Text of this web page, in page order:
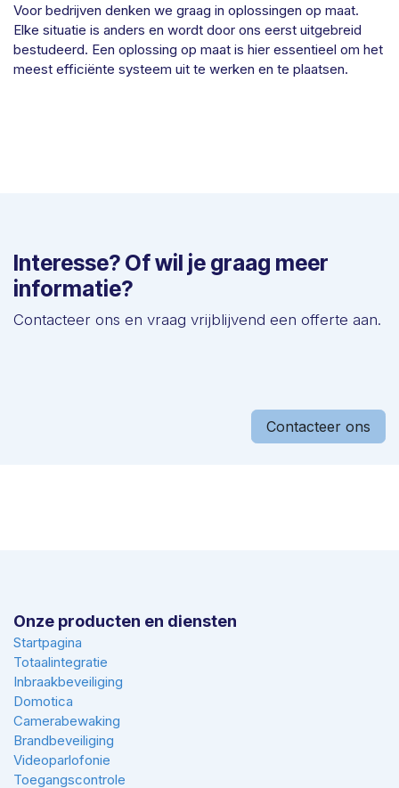
Voor bedrijven denken we graag in oplossingen op maat.
Elke situatie is anders en wordt door ons eerst uitgebreid
bestudeerd. Een oplossing op maat is hier essentieel om het
meest efficiënte systeem uit te werken en te plaatsen.
Interesse? Of wil je graag meer
informatie?
Contacteer ons en vraag vrijblijvend een offerte aan.
Contacteer ons
Onze producten en diensten
Startpagina
Totaalintegratie
Inbraakbeveiliging
Domotica
Camerabewaking
Brandbeveiliging
Videoparlofonie
Toegangscontrole